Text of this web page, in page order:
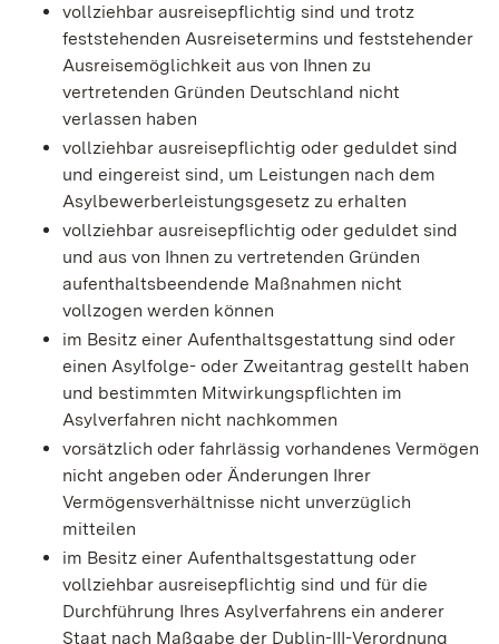
vollziehbar ausreisepflichtig sind und trotz
feststehenden Ausreisetermins und feststehender
Ausreisemöglichkeit aus von Ihnen zu
vertretenden Gründen Deutschland nicht
verlassen haben
vollziehbar ausreisepflichtig oder geduldet sind
und eingereist sind, um Leistungen nach dem
Asylbewerberleistungsgesetz zu erhalten
vollziehbar ausreisepflichtig oder geduldet sind
und aus von Ihnen zu vertretenden Gründen
aufenthaltsbeendende Maßnahmen nicht
vollzogen werden können
im Besitz einer Aufenthaltsgestattung sind oder
einen Asylfolge- oder Zweitantrag gestellt haben
und bestimmten Mitwirkungspflichten im
Asylverfahren nicht nachkommen
vorsätzlich oder fahrlässig vorhandenes Vermögen
nicht angeben oder Änderungen Ihrer
Vermögensverhältnisse nicht unverzüglich
mitteilen
im Besitz einer Aufenthaltsgestattung oder
vollziehbar ausreisepflichtig sind und für die
Durchführung Ihres Asylverfahrens ein anderer
Staat nach Maßgabe der Dublin-III-Verordnung